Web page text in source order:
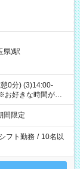
県)駅
0分) (3)14:00-
好きな時間が選べ
間限定
シフト勤務 / 10名以